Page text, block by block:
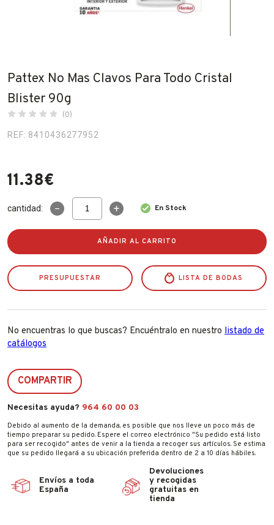
Contacto
Pattex No Mas Clavos Para Todo Cristal
Blister 90g
(0)
REF: 8410436277952
11.38€
cantidad:
Pattex
No
Todo
Cristal
Blister
90g
En Stock
AÑADIR AL CARRITO
PRESUPUESTAR LISTA DE BODAS
No encuentras lo que buscas? Encuéntralo en nuestro listado de
catálogos
COMPARTIR
Necesitas ayuda? 964 60 00 03
Debido al aumento de la demanda, es posible que nos lleve un poco más de
tiempo preparar su pedido. Espere el correo electrónico "Su pedido está listo
para ser recogido" antes de venir a la tienda a recoger sus artículos. Se estima
que su pedido llegará a su ubicación preferida dentro de 2 a 10 días hábiles.
Envíos a toda
España
Devoluciones
y recogidas
gratuitas en
tienda